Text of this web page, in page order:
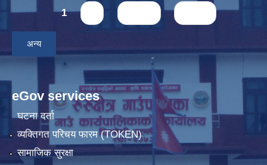
Pages1
अन्य
eGov services
घटना दर्ता
व्यक्तिगत परिचय फारम (TOKEN)
सामाजिक सुरक्षा